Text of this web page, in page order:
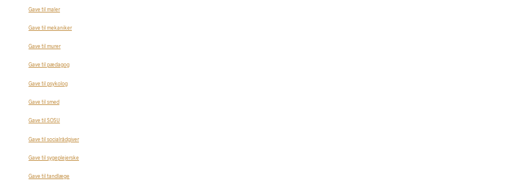
Gave til maler
Gave til mekaniker
Gave til murer
Gave til pædagog
Gave til psykolog
Gave til smed
Gave til SOSU
Gave til socialrådgiver
Gave til sygeplejerske
Gave til tandlæge